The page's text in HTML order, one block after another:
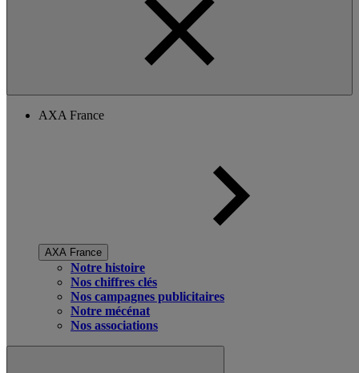
AXA France
AXA France
Notre histoire
Nos chiffres clés
Nos campagnes publicitaires
Notre mécénat
Nos associations